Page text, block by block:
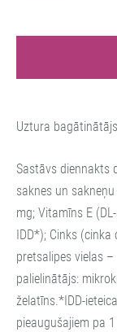
Uztura
Sastāvs diennakts
saknes un
mg; Vitamīns E
IDD*); Cinks
pretsalipes vielas
palielinātājs:
želatīns.*IDD-
pieaugušajiem pa